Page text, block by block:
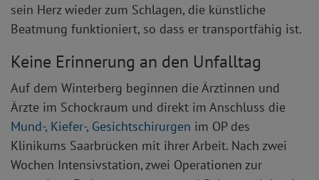
sein Herz wieder zum Schlagen, die künstliche
Beatmung funktioniert, so dass er transportfähig ist.
Keine Erinnerung an den Unfalltag
Auf dem Winterberg beginnen die Ärztinnen und
Ärzte im Schockraum und direkt im Anschluss die
Mund-, Kiefer-, Gesichtschirurgen im OP des
Klinikums Saarbrücken mit ihrer Arbeit. Nach zwei
Wochen Intensivstation, zwei Operationen zur